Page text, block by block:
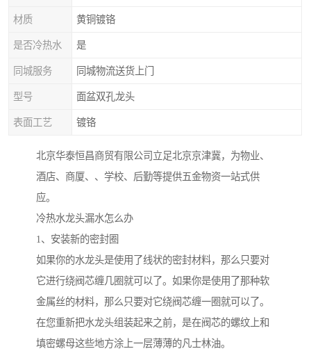
材质 黄铜镀铬
是否冷热水 是
同城服务 同城物流送货上门
型号 面盆双孔龙头
表面工艺 镀铬
北京华泰恒昌商贸有限公司立足北京京津冀，为物业、
酒店、商厦、、学校、后勤等提供五金物资一站式供
应。
冷热水龙头漏水怎么办
1、安装新的密封圈
如果你的水龙头是使用了线状的密封材料，那么只要对
它进行绕阀芯缠几圈就可以了。如果你是使用了那种软
金属丝的材料，那么只要对它绕阀芯缠一圈就可以了。
在您重新把水龙头组装起来之前，是在阀芯的螺纹上和
填密螺母这些地方涂上一层薄薄的凡士林油。